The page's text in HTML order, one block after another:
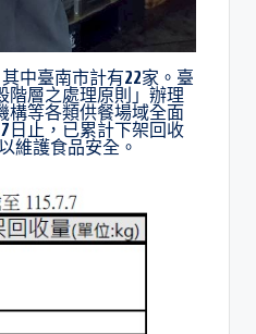
中臺南市計有22家。臺
階層之處理原則」辦理
構等各類供餐場域全面
日止，已累計下架回收
維護食品安全。